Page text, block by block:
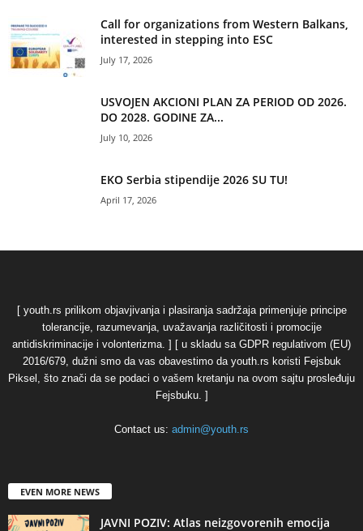
Call for organizations from Western Balkans,
interested in stepping into ESC
July 17, 2026
USVOJEN AKCIONI PLAN ZA PERIOD OD 2026.
DO 2028. GODINE ZA...
July 10, 2026
EKO Serbia stipendije 2026 SU TU!
April 17, 2026
[ youth.rs prilikom objavjivanja i plasiranja sadržaja primenjuje principe
tolerancije, razumevanja, uvažavanja različitosti i promocije
antidiskriminacije i volonterizma. ] [ u skladu sa GDPR regulativom (EU)
2016/679, dužni smo da vas obavestimo da youth.rs koristi Fejsbuk
Piksel, što znači da se podaci o vašem kretanju na ovom sajtu prosleđuju
Fejsbuku. ]
Contact us: admin@youth.rs
EVEN MORE NEWS
JAVNI POZIV: Atlas neizgovorenih emocija